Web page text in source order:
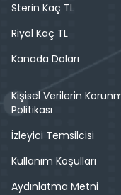
Sterin Kaç TL
Riyal Kaç TL
Kanada Doları
Kişisel Verilerin
Politikası
İzleyici Temsilcisi
Kullanım Koşulları
Aydınlatma Metni